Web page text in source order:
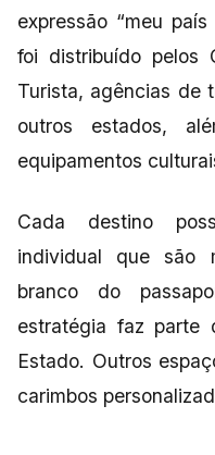
expressão “meu
foi distribuído pelos
Turista, agências de
outros estados,
equipamentos
Cada destino
individual que são
branco do
estratégia faz parte
Estado. Outros
carimbos